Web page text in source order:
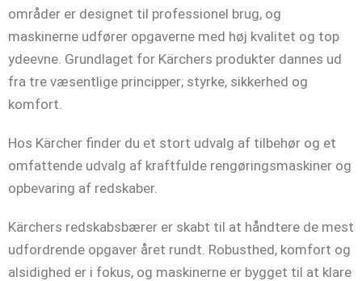
områder er designet til professionel brug, og
maskinerne udfører opgaverne med høj kvalitet og top
ydeevne. Grundlaget for Kärchers produkter dannes ud
fra tre væsentlige principper; styrke, sikkerhed og
komfort.
Hos Kärcher finder du et stort udvalg af tilbehør og et
omfattende udvalg af kraftfulde rengøringsmaskiner og
opbevaring af redskaber.
Kärchers redskabsbærer er skabt til at håndtere de mest
udfordrende opgaver året rundt. Robusthed, komfort og
alsidighed er i fokus, og maskinerne er bygget til at klare